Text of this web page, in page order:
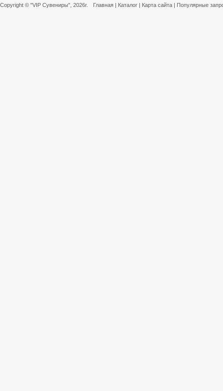
Copyright © "VIP Сувениры" , 2026г. Главная | Каталог | Карта сайта | Популярные